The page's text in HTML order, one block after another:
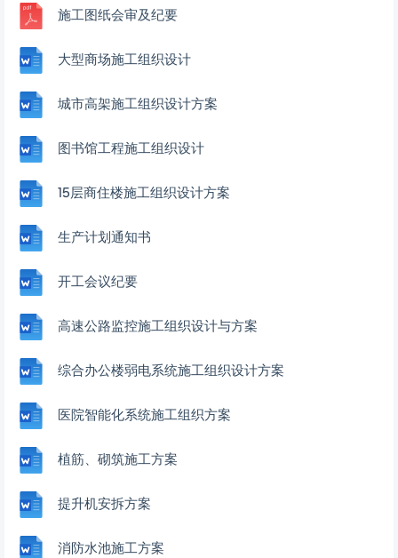
施工图纸会审及纪要
大型商场施工组织设计
城市高架施工组织设计方案
图书馆工程施工组织设计
15层商住楼施工组织设计方案
生产计划通知书
开工会议纪要
高速公路监控施工组织设计与方案
综合办公楼弱电系统施工组织设计方案
医院智能化系统施工组织方案
植筋、砌筑施工方案
提升机安拆方案
消防水池施工方案